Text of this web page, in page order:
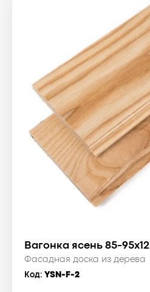
Вагонка ясень 85-95x12
Фасадная доска из дерева
Код: YSN-F-2